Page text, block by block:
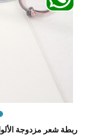
ربطة شعر مزدوجة